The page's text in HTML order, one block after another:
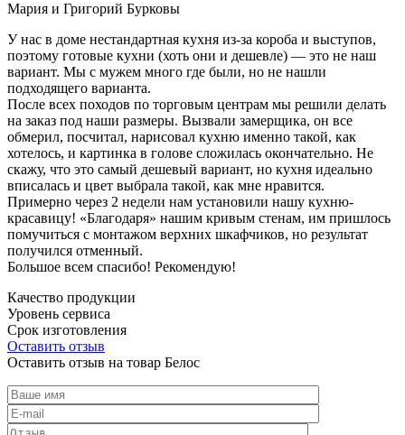
Мария и Григорий Бурковы
У нас в доме нестандартная кухня из-за короба и выступов,
поэтому готовые кухни (хоть они и дешевле) — это не наш
вариант. Мы с мужем много где были, но не нашли
подходящего варианта.
После всех походов по торговым центрам мы решили делать
на заказ под наши размеры. Вызвали замерщика, он все
обмерил, посчитал, нарисовал кухню именно такой, как
хотелось, и картинка в голове сложилась окончательно. Не
скажу, что это самый дешевый вариант, но кухня идеально
вписалась и цвет выбрала такой, как мне нравится.
Примерно через 2 недели нам установили нашу кухню-
красавицу! «Благодаря» нашим кривым стенам, им пришлось
помучиться с монтажом верхних шкафчиков, но результат
получился отменный.
Большое всем спасибо! Рекомендую!
Качество продукции
Уровень сервиса
Срок изготовления
Оставить отзыв
Оставить отзыв на товар Белос